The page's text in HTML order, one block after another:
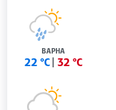
ВАРНА
22 °C 32 °C